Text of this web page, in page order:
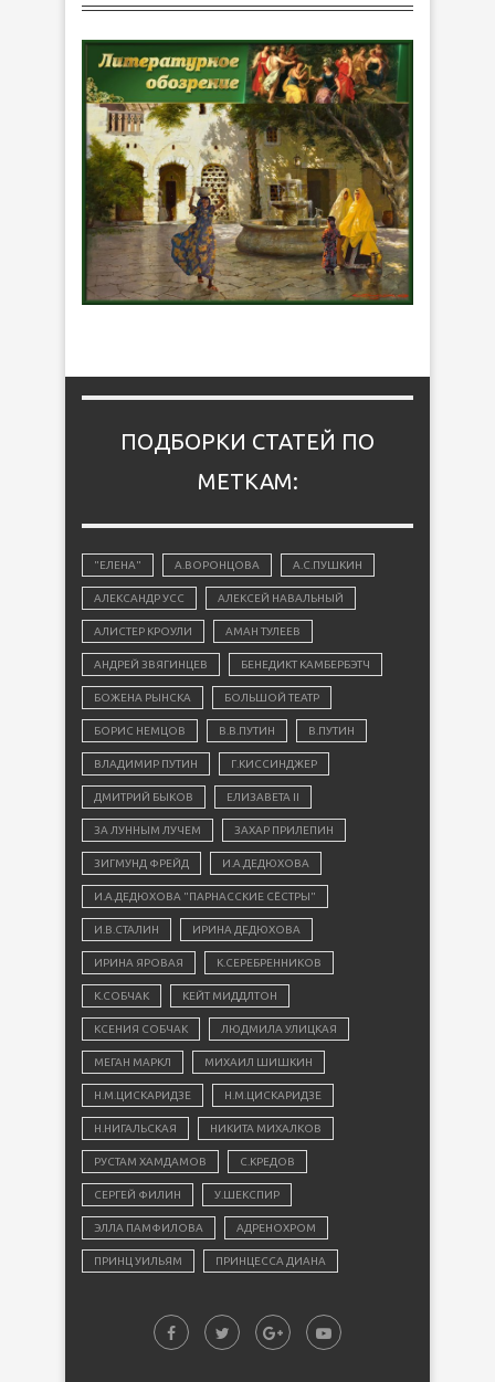
ПОДБОРКИ СТАТЕЙ ПО
МЕТКАМ:
"ЕЛЕНА" А.ВОРОНЦОВА А.С.ПУШКИН
АЛЕКСАНДР УСС АЛЕКСЕЙ НАВАЛЬНЫЙ
АЛИСТЕР КРОУЛИ АМАН ТУЛЕЕВ
АНДРЕЙ ЗВЯГИНЦЕВ БЕНЕДИКТ КАМБЕРБЭТЧ
БОЖЕНА РЫНСКА БОЛЬШОЙ ТЕАТР
БОРИС НЕМЦОВ В.В.ПУТИН В.ПУТИН
ВЛАДИМИР ПУТИН Г.КИССИНДЖЕР
ДМИТРИЙ БЫКОВ ЕЛИЗАВЕТА II
ЗА ЛУННЫМ ЛУЧЕМ ЗАХАР ПРИЛЕПИН
ЗИГМУНД ФРЕЙД И.А.ДЕДЮХОВА
И.А.ДЕДЮХОВА "ПАРНАССКИЕ СЁСТРЫ"
И.В.СТАЛИН ИРИНА ДЕДЮХОВА
ИРИНА ЯРОВАЯ К.СЕРЕБРЕННИКОВ
К.СОБЧАК КЕЙТ МИДДЛТОН
КСЕНИЯ СОБЧАК ЛЮДМИЛА УЛИЦКАЯ
МЕГАН МАРКЛ МИХАИЛ ШИШКИН
Н.М.ЦИСКАРИДЗЕ Н.М.ЦИСКАРИДЗЕ
Н.НИГАЛЬСКАЯ НИКИТА МИХАЛКОВ
РУСТАМ ХАМДАМОВ С.КРЕДОВ
СЕРГЕЙ ФИЛИН У.ШЕКСПИР
ЭЛЛА ПАМФИЛОВА АДРЕНОХРОМ
ПРИНЦ УИЛЬЯМ ПРИНЦЕССА ДИАНА